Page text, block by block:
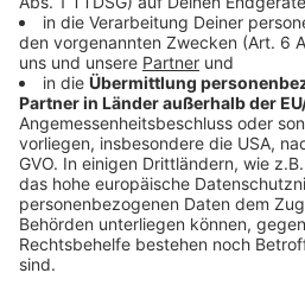
Wir
Zustimmung, um
Video-Service
Wir verwenden einen
Drittanbieters, um
einzubetten. Dieser
Daten zu Ihren
sammeln. Bitte